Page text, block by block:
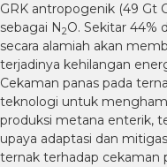
GRK antropogenik (49 Gt
sebagai N2O. Sekitar 44%
secara alamiah akan
terjadinya kehilangan
Cekaman panas pada
teknologi untuk
produksi metana enterik,
upaya adaptasi dan
ternak terhadap cekaman